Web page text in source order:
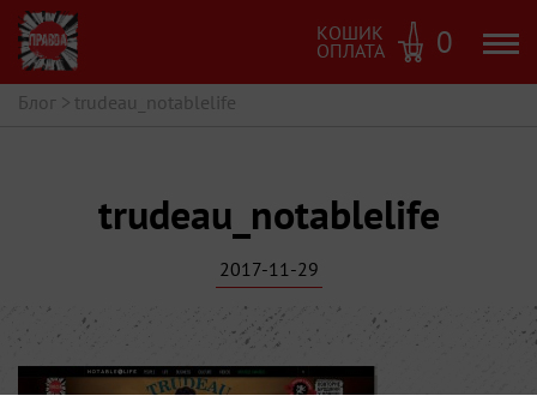
КОШИК
ОПЛАТА 0
Блог > trudeau_notablelife
trudeau_notablelife
2017-11-29